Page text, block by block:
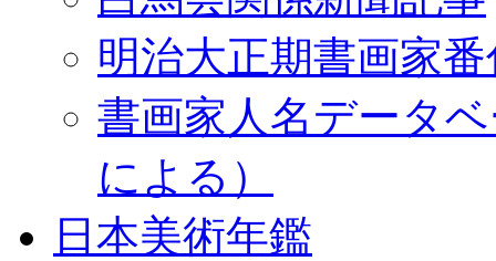
明治大正期書画家
書画家人名データ
による）
日本美術年鑑